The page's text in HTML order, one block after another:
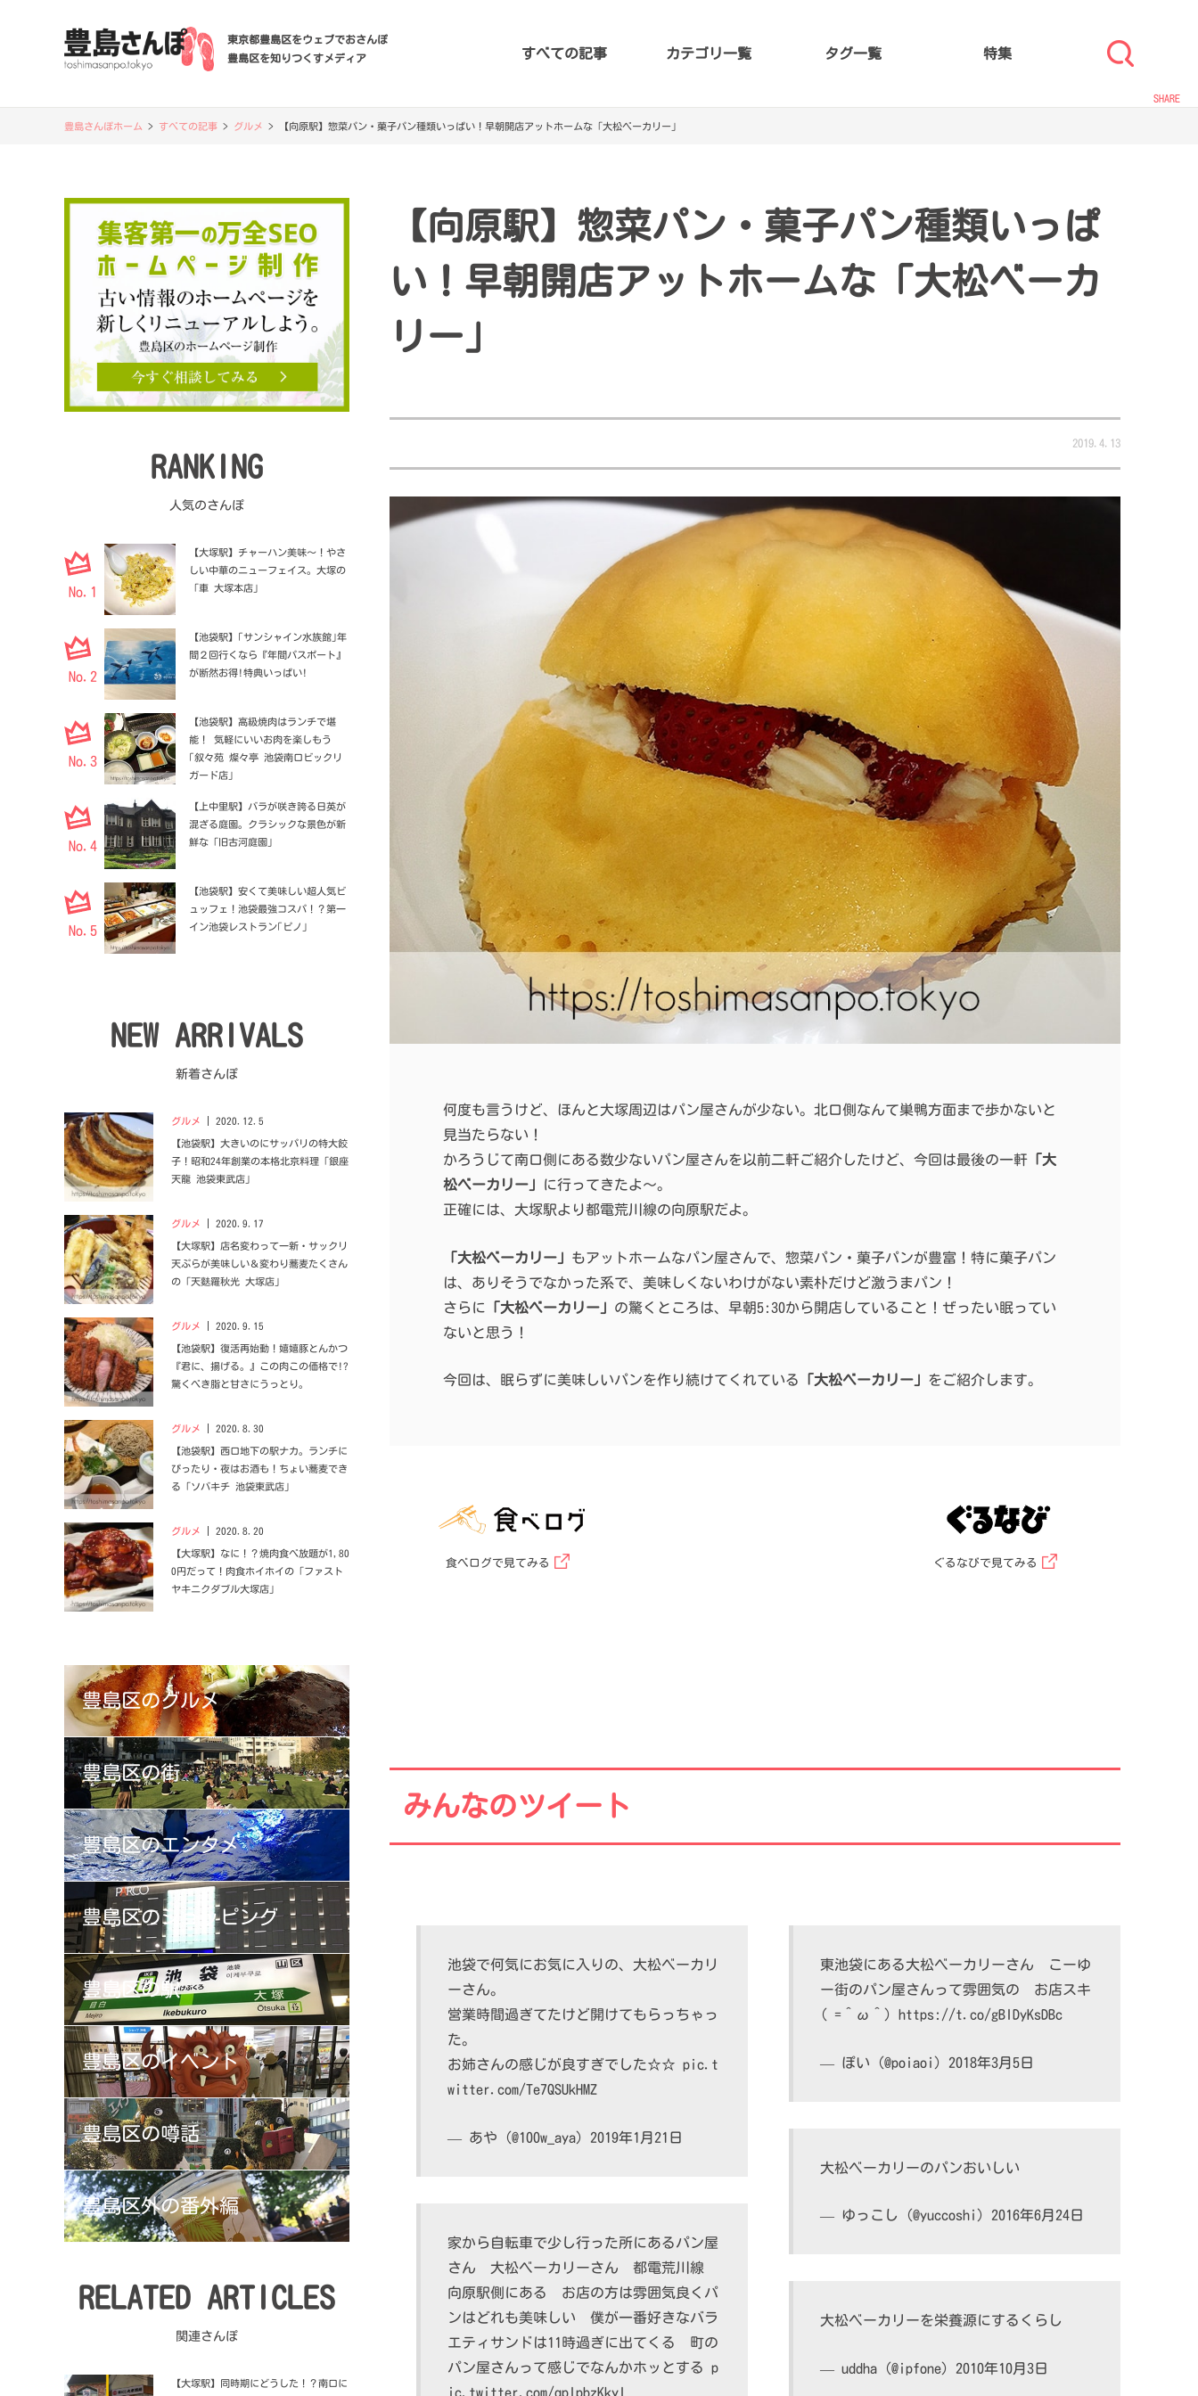
東京都豊島区をウェブでおさんぽ
豊島区を知りつくすメディア
すべての記事 カテゴリ一覧 タグ一覧 特集
豊島さんぽホーム > すべての記事 > グルメ > 【向原駅】惣菜パン・菓子パン種類いっぱい！早朝開店アットホームな「大松ベーカリー」
SHARE
【向原駅】惣菜パン・菓子パン種類いっぱ
い！早朝開店アットホームな「大松ベーカ
リー」
2019.4.13
何度も言うけど、ほんと大塚周辺はパン屋さんが少ない。北口側なんて巣鴨方面まで歩かないと
見当たらない！
かろうじて南口側にある数少ないパン屋さんを以前二軒ご紹介したけど、今回は最後の一軒 「大
松ベーカリー」
に行ってきたよ〜。
正確には、大塚駅より都電荒川線の向原駅だよ。
「大松ベーカリー」 もアットホームなパン屋さんで、惣菜パン・菓子パンが豊富！特に菓子パン
は、ありそうでなかった系で、美味しくないわけがない素朴だけど激うまパン！
さらに
「大松ベーカリー」 の驚くところは、早朝5:30から開店していること！ぜったい眠ってい
ないと思う！
今回は、眠らずに美味しいパンを作り続けてくれている 「大松ベーカリー」 をご紹介します。
食べログで見てみる ぐるなびで見てみる
みんなのツイート
池袋で何気にお気に入りの、大松ベーカリ
ーさん。
営業時間過ぎてたけど開けてもらっちゃっ
た。
お姉さんの感じが良すぎでした☆☆ pic.t
witter.com/Te7QSUkHMZ
— あや (@100w_aya) 2019年1月21日
家から自転車で少し行った所にあるパン屋
さん 大松ベーカリーさん 都電荒川線
向原駅側にある お店の方は雰囲気良くパ
ンはどれも美味しい 僕が一番好きなバラ
エティサンドは11時過ぎに出てくる 町の
パン屋さんって感じでなんかホッとする p
ic.twitter.com/qplpbzKkyl
東池袋にある大松ベーカリーさん こーゆ
ー街のパン屋さんって雰囲気の お店スキ
( =＾ω＾)
https://t.co/gBIDyKsDBc
— ぽい (@poiaoi) 2018年3月5日
大松ベーカリーのパンおいしい
— ゆっこし (@yuccoshi) 2016年6月24日
大松ベーカリーを栄養源にするくらし
— uddha (@ipfone) 2010年10月3日
RANKING
人気のさんぽ
No.1
【大塚駅】チャーハン美味〜！やさ
しい中華のニューフェイス。大塚の
「車 大塚本店」
No.2
【池袋駅】｢サンシャイン水族館｣年
間２回行くなら『年間パスポート』
が断然お得!特典いっぱい!
No.3
【池袋駅】高級焼肉はランチで堪
能！ 気軽にいいお肉を楽しもう
｢叙々苑 燦々亭 池袋南口ビックリ
ガード店｣
No.4
【上中里駅】バラが咲き誇る日英が
混ざる庭園。クラシックな景色が新
鮮な「旧古河庭園」
No.5
【池袋駅】安くて美味しい超人気ビ
ュッフェ！池袋最強コスパ！？第一
イン池袋レストラン｢ピノ｣
NEW ARRIVALS
新着さんぽ
グルメ 2020.12.5
【池袋駅】大きいのにサッパリの特大餃
子！昭和24年創業の本格北京料理「銀座
天龍 池袋東武店」
グルメ 2020.9.17
【大塚駅】店名変わって一新・サックリ
天ぷらが美味しい＆変わり蕎麦たくさん
の「天麩羅秋光 大塚店」
グルメ 2020.9.15
【池袋駅】復活再始動！嬉嬉豚とんかつ
『君に、揚げる。』この肉この価格で!?
驚くべき脂と甘さにうっとり。
グルメ 2020.8.30
【池袋駅】西口地下の駅ナカ。ランチに
ぴったり・夜はお酒も！ちょい蕎麦でき
る「ソバキチ 池袋東武店」
グルメ 2020.8.20
【大塚駅】なに！？焼肉食べ放題が1,80
0円だって！肉食ホイホイの「ファスト
ヤキニクダブル大塚店」
豊島区のグルメ
豊島区の街
豊島区のエンタメ
豊島区のショッピング
豊島区の駅
豊島区のイベント
豊島区の噂話
豊島区外の番外編
RELATED ARTICLES
関連さんぽ
【大塚駅】同時期にどうした！？南口に